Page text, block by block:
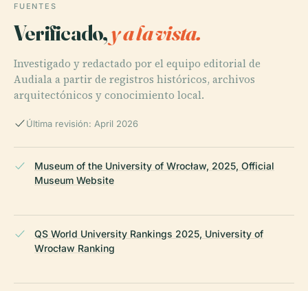
FUENTES
Verificado,y a la vista.
Investigado y redactado por el equipo editorial de
Audiala a partir de registros históricos, archivos
arquitectónicos y conocimiento local.
Última revisión: April 2026
Museum of the University of Wrocław, 2025, Official
Museum Website
QS World University Rankings 2025, University of
Wrocław Ranking